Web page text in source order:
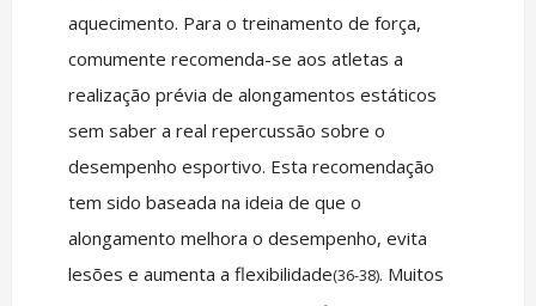
aquecimento. Para o treinamento de força,
comumente recomenda-se aos atletas a
realização prévia de alongamentos estáticos
sem saber a real repercussão sobre o
desempenho esportivo. Esta recomendação
tem sido baseada na ideia de que o
alongamento melhora o desempenho, evita
lesões e aumenta a flexibilidade(36-38). Muitos